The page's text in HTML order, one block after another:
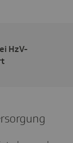
HzV-